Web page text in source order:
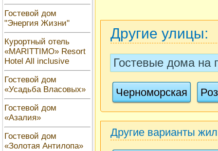
Гостевой дом
"Энергия Жизни"
Курортный отель
«MARITTIMO» Resort
Hotel All inclusive
Гостевой дом
«Усадьба Власовых»
Гостевой дом
«Азалия»
Гостевой дом
«Золотая Антилопа»
Другие улицы:
Гостевые дома на
Черноморская Роз
Другие варианты